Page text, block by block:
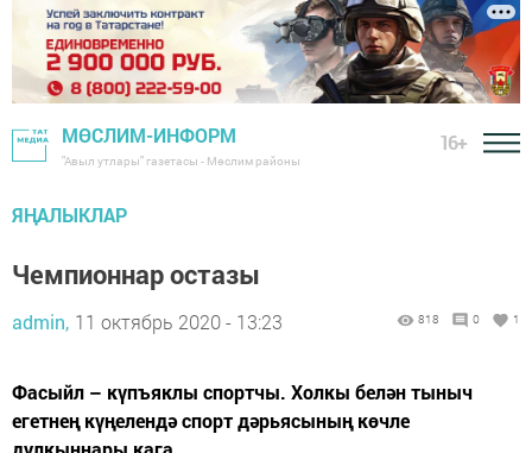
МӨСЛИМ-ИНФОРМ
"Авыл утлары" газетасы - Мөслим районы
16+
ЯҢАЛЫКЛАР
Чемпионнар остазы
admin, 11 октябрь 2020 - 13:23 818 0 1
Фасыйл – күпъяклы спортчы. Холкы белән тыныч
егетнең күңелендә спорт дәрьясының көчле